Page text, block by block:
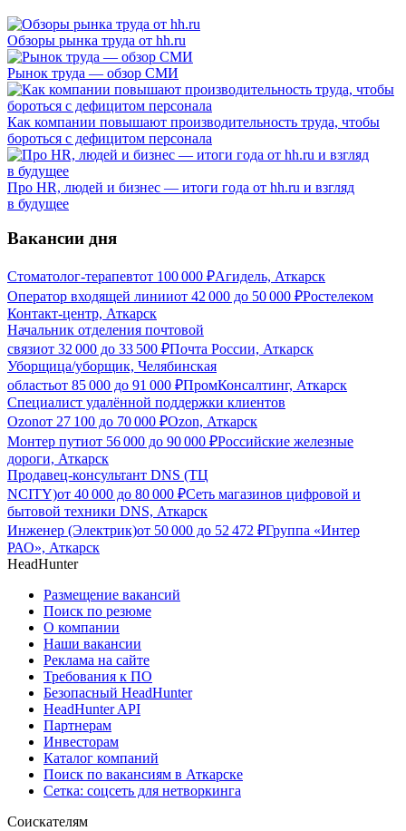
Обзоры рынка труда от hh.ru
Рынок труда — обзор СМИ
Как компании повышают производительность труда, чтобы
бороться с дефицитом персонала
Про HR, людей и бизнес — итоги года от hh.ru и взгляд
в будущее
Вакансии дня
Стоматолог-терапевтот 100 000 ₽Агидель, Аткарск
Оператор входящей линииот 42 000 до 50 000 ₽Ростелеком
Контакт-центр, Аткарск
Начальник отделения почтовой
связиот 32 000 до 33 500 ₽Почта России, Аткарск
Уборщица/уборщик, Челябинская
областьот 85 000 до 91 000 ₽ПромКонсалтинг, Аткарск
Специалист удалённой поддержки клиентов
Ozonот 27 100 до 70 000 ₽Ozon, Аткарск
Монтер путиот 56 000 до 90 000 ₽Российские железные
дороги, Аткарск
Продавец-консультант DNS (ТЦ
NCITY)от 40 000 до 80 000 ₽Сеть магазинов цифровой и
бытовой техники DNS, Аткарск
Инженер (Электрик)от 50 000 до 52 472 ₽Группа «Интер
РАО», Аткарск
HeadHunter
Размещение вакансий
Поиск по резюме
О компании
Наши вакансии
Реклама на сайте
Требования к ПО
Безопасный HeadHunter
HeadHunter API
Партнерам
Инвесторам
Каталог компаний
Поиск по вакансиям в Аткарске
Сетка: соцсеть для нетворкинга
Соискателям